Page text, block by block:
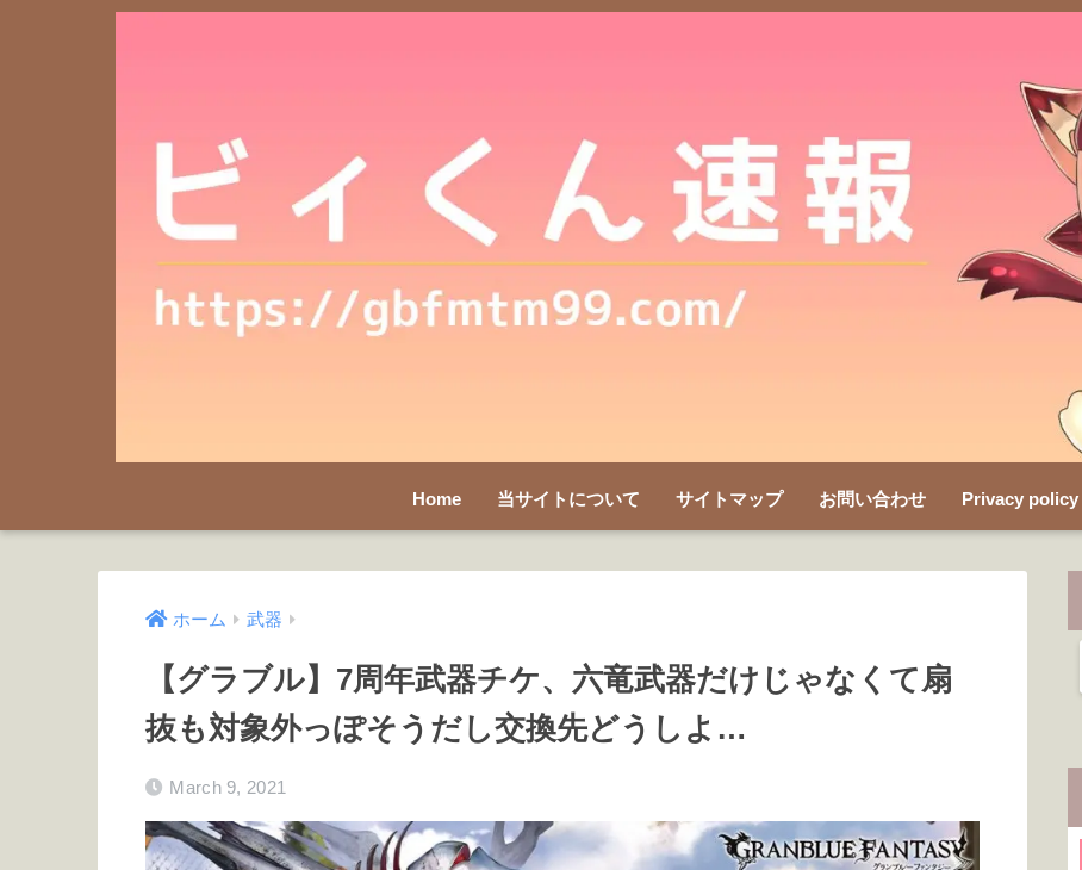
Home 当サイトについて サイトマップ お問い合わせ Privacy policy
ホーム 武器
【グラブル】7周年武器チケ、六竜武器だけじゃなくて扇
抜も対象外っぽそうだし交換先どうしよ…
March 9, 2021